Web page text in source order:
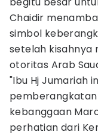
Chaidir
simbol
setelah
otoritas Arab
"Ibu Hj Jumariah
pemberangkatan
kebanggaan
perhatian dari